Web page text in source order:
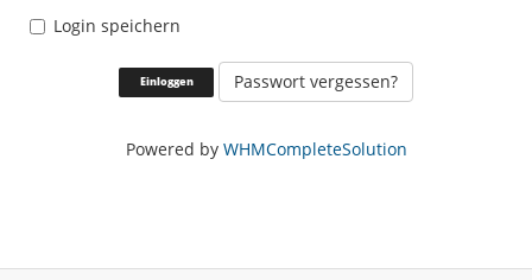
Login speichern
Passwort vergessen?
Powered by WHMCompleteSolution